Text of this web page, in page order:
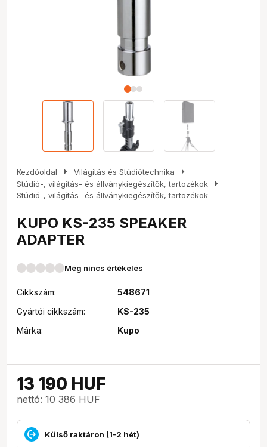
Kezdőoldal arrow_right Világítás és Stúdiótechnika arrow_right
Stúdió-, világítás- és állványkiegészítők, tartozékok arrow_right
Stúdió-, világítás- és állványkiegészítők, tartozékok
KUPO KS-235 SPEAKER
ADAPTER
Még nincs értékelés
Cikkszám:
548671
Gyártói cikkszám:
KS-235
Márka:
Kupo
13 190 HUF
nettó: 10 386 HUF
Külső raktáron (1-2 hét)